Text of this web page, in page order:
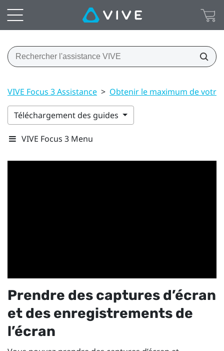
VIVE Focus 3 Assistance > Obtenir le maximum de votre
Téléchargement des guides
VIVE Focus 3 Menu
Prendre des captures d’écran
et des enregistrements de
l’écran